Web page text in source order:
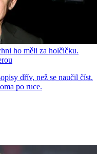
ho měli za holčičku.
dřív, než se naučil číst.
po ruce.